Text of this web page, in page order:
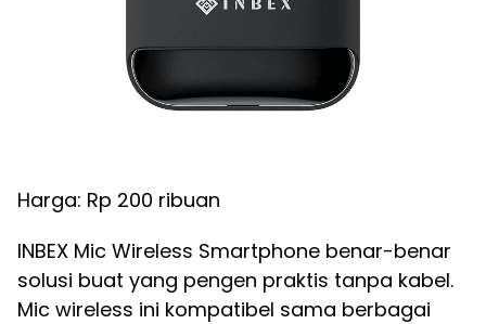
Harga: Rp 200 ribuan
INBEX Mic Wireless Smartphone benar-benar
solusi buat yang pengen praktis tanpa kabel.
Mic wireless ini kompatibel sama berbagai